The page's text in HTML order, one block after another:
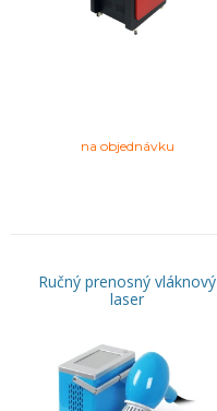
na objednávku
Ručný prenosný vláknový
laser